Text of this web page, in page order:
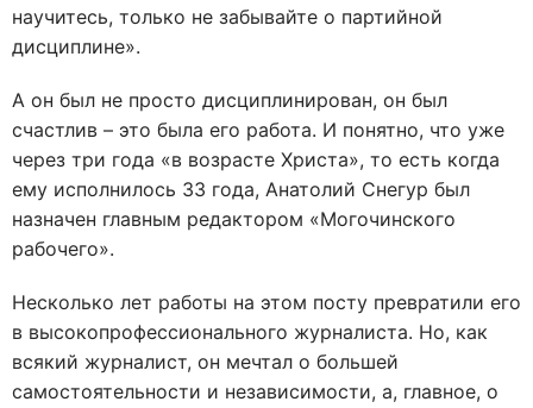
научитесь, только не забывайте о партийной
дисциплине».
А он был не просто дисциплинирован, он был
счастлив – это была его работа. И понятно, что уже
через три года «в возрасте Христа», то есть когда
ему исполнилось 33 года, Анатолий Снегур был
назначен главным редактором «Могочинского
рабочего».
Несколько лет работы на этом посту превратили его
в высокопрофессионального журналиста. Но, как
всякий журналист, он мечтал о большей
самостоятельности и независимости, а, главное, о